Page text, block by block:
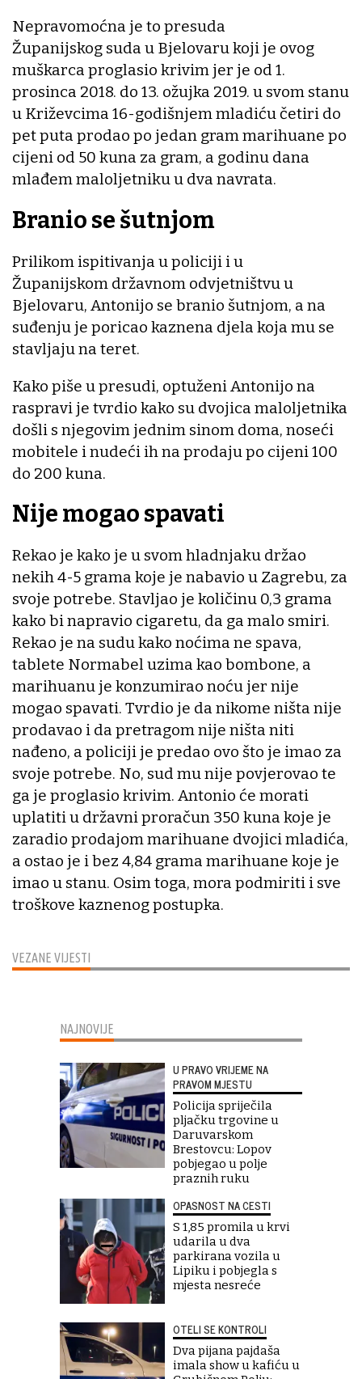
VEZANE VIJESTI
Nepravomoćna je to presuda
Županijskog suda u Bjelovaru koji je ovog
muškarca proglasio krivim jer je od 1.
prosinca 2018. do 13. ožujka 2019. u svom stanu
u Križevcima 16-godišnjem mladiću četiri do
pet puta prodao po jedan gram marihuane po
cijeni od 50 kuna za gram, a godinu dana
mlađem maloljetniku u dva navrata.
Branio se šutnjom
Prilikom ispitivanja u policiji i u
Županijskom državnom odvjetništvu u
Bjelovaru, Antonijo se branio šutnjom, a na
suđenju je poricao kaznena djela koja mu se
stavljaju na teret.
Kako piše u presudi, optuženi Antonijo na
raspravi je tvrdio kako su dvojica maloljetnika
došli s njegovim jednim sinom doma, noseći
mobitele i nudeći ih na prodaju po cijeni 100
do 200 kuna.
Nije mogao spavati
Rekao je kako je u svom hladnjaku držao
nekih 4-5 grama koje je nabavio u Zagrebu, za
svoje potrebe. Stavljao je količinu 0,3 grama
kako bi napravio cigaretu, da ga malo smiri.
Rekao je na sudu kako noćima ne spava,
tablete Normabel uzima kao bombone, a
marihuanu je konzumirao noću jer nije
mogao spavati. Tvrdio je da nikome ništa nije
prodavao i da pretragom nije ništa niti
nađeno, a policiji je predao ovo što je imao za
svoje potrebe. No, sud mu nije povjerovao te
ga je proglasio krivim. Antonio će morati
uplatiti u državni proračun 350 kuna koje je
zaradio prodajom marihuane dvojici mladića,
a ostao je i bez 4,84 grama marihuane koje je
imao u stanu. Osim toga, mora podmiriti i sve
troškove kaznenog postupka.
NAJNOVIJE
U PRAVO VRIJEME NA
PRAVOM MJESTU
Policija spriječila
pljačku trgovine u
Daruvarskom
Brestovcu: Lopov
pobjegao u polje
praznih ruku
OPASNOST NA CESTI
S 1,85 promila u krvi
udarila u dva
parkirana vozila u
Lipiku i pobjegla s
mjesta nesreće
OTELI SE KONTROLI
Dva pijana pajdaša
imala show u kafiću u